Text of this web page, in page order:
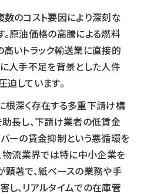
のコスト要因により深刻な
原油価格の高騰による燃料
いトラック輸送業に直接的
人手不足を背景とした人件
しています。
根深く存在する多重下請け構
長し、下請け業者の低賃金
ーの賃金抑制という悪循環を
物流業界では特に中小企業を
著で、紙ベースの業務や手
、リアルタイムでの在庫管